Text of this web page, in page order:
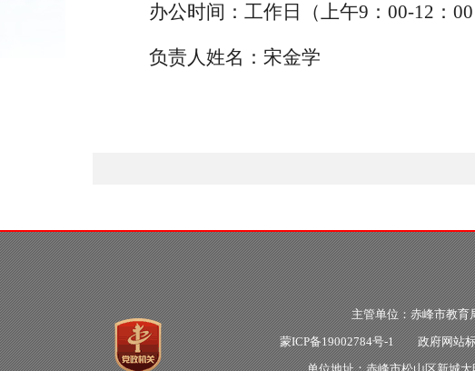
办公时间：工作日（上午9：00-12：00
负责人姓名：宋金学
主管单位：赤峰市教
蒙ICP备19002784号-1政府网站标